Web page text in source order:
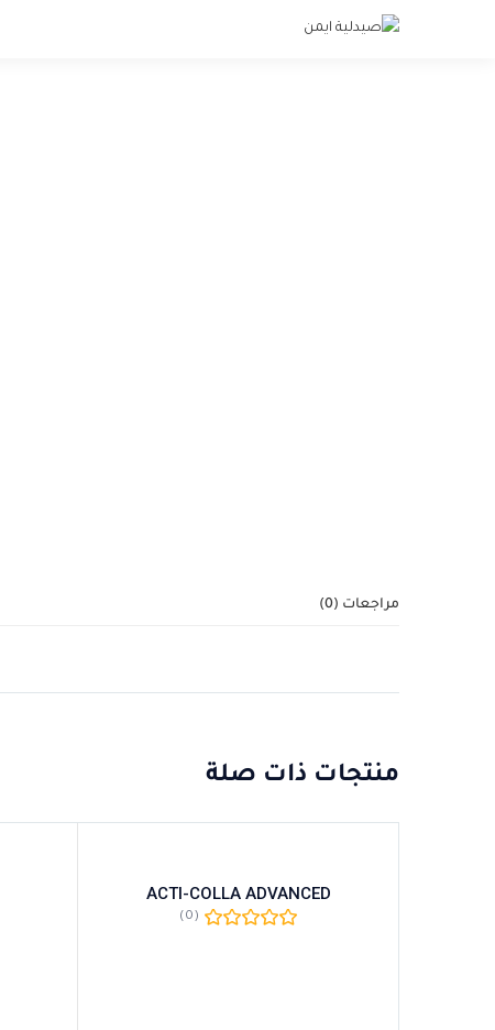
مراجعات (0)
منتجات ذات صلة
ACTI-COLLA ADVANCED
(0)